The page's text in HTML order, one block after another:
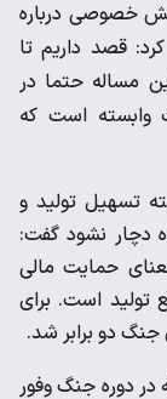
خصوصی درباره
قصد داریم تا
مساله حتما در
وابسته است که
تسهیل تولید و
دچار نشود گفت:
حمایت مالی
تولید است. برای
دو برابر شد.
در دوره جنگ وفور